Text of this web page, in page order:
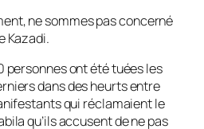
ne sommes pas concerné
Kazadi.
personnes ont été tuées les
dans des heurts entre
qui réclamaient le
qu’ils accusent de ne pas